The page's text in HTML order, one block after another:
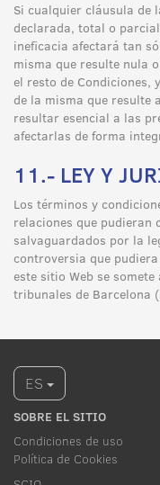
Si cualquier cláusula de
declarada, total o
ineficacia afectará tan
misma que resulte nula
el resto de Condiciones,
de la misma que resulte
resultar esencial a las
afectarlas de forma
11.- LEY Y
Los términos y
relaciones que pudieran
salvaguardados por la
controversia que
este sitio Web se
tribunales de Barcelona
ES
SOBRE EL SITIO
Condiciones de uso
Política de Cookies